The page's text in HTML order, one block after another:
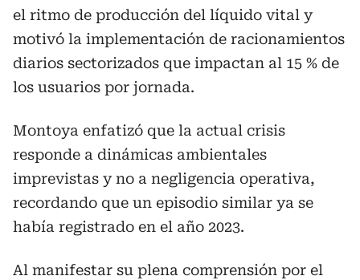
el ritmo de producción del líquido vital y
motivó la implementación de racionamientos
diarios sectorizados que impactan al 15 % de
los usuarios por jornada.
Montoya enfatizó que la actual crisis
responde a dinámicas ambientales
imprevistas y no a negligencia operativa,
recordando que un episodio similar ya se
había registrado en el año 2023.
Al manifestar su plena comprensión por el